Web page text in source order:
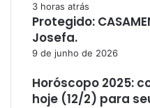
3 horas atrás
Protegido:
Josefa.
9 de junho de 2026
Horóscopo 2025:
hoje (12/2) para